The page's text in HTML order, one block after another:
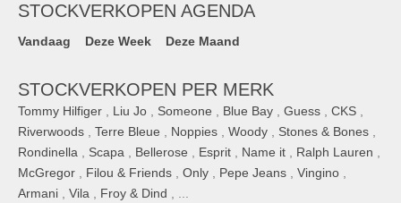
STOCKVERKOPEN AGENDA
Vandaag Deze Week Deze Maand
STOCKVERKOPEN PER MERK
Tommy Hilfiger Liu Jo Someone Blue Bay Guess CKS
Riverwoods
Terre Bleue Noppies Woody Stones & Bones
Rondinella
Scapa Bellerose Esprit Name it Ralph Lauren
McGregor
Filou & Friends Only Pepe Jeans Vingino
Armani
Vila Froy & Dind